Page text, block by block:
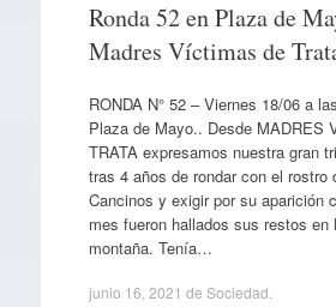
Ronda 52 en Plaza de
Madres Víctimas de
RONDA N° 52 – Viernes 18/06 a
Plaza de Mayo.. Desde MADRES
TRATA expresamos nuestra gran
tras 4 años de rondar con el rostro
Cancinos y exigir por su aparición
mes fueron hallados sus restos en
montaña. Tenía…
junio 16, 2021 de Sociedad